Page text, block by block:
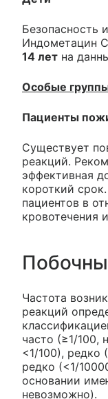
Безопасность
Индометацин
14 лет на
Особые
Пациенты
Существует
реакций.
эффективная
короткий
пациентов в
кровотечения
Частота
реакций
часто (≥1/100,
<1/100), редко
редко (<1/
основании
невозможно).